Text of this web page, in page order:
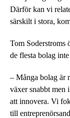
Därför kan vi
särskilt i stora,
Tom Soderstroms
de flesta bolag
– Många bolag är
växer snabbt men
att innovera. Vi
till